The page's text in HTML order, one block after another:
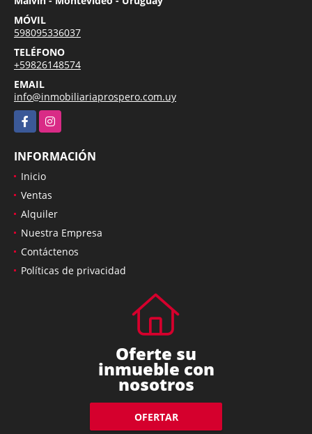
MÓVIL
598095336037
TELÉFONO
+59826148574
EMAIL
info@inmobiliariaprospero.com.uy
FacebookInstagram
INFORMACIÓN
Inicio
Ventas
Alquiler
Nuestra Empresa
Contáctenos
Políticas de privacidad
Oferte su
inmueble con
nosotros
OFERTAR